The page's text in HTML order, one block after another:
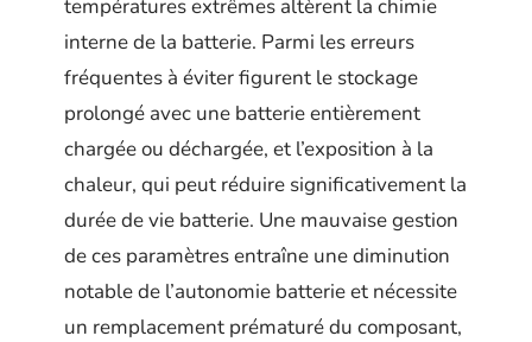
températures extrêmes altèrent la chimie
interne de la batterie. Parmi les erreurs
fréquentes à éviter figurent le stockage
prolongé avec une batterie entièrement
chargée ou déchargée, et l’exposition à la
chaleur, qui peut réduire significativement la
durée de vie batterie. Une mauvaise gestion
de ces paramètres entraîne une diminution
notable de l’autonomie batterie et nécessite
un remplacement prématuré du composant,